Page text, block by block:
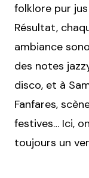
folklore pur jus
Résultat,
ambiance
des notes
disco, et à
Fanfares,
festives… Ici,
toujours un